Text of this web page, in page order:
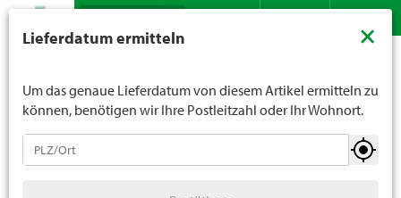
Suche
Deko
Lieferdatum ermitteln ×
Um das genaue Lieferdatum von diesem Artikel ermitteln zu
können, benötigen wir Ihre Postleitzahl oder Ihr Wohnort.
unter 16 Jahren. Für Spirituosen gilt die Altersgrenze von
Sie uns verbindlich Ihr Alter an.